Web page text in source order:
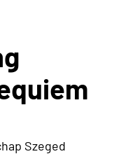
Szeged